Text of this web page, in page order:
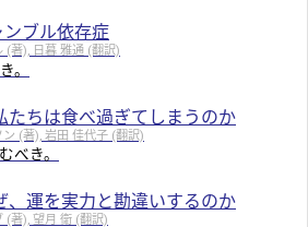
ブル依存症
(著), 日暮 雅通 (翻訳)
。
たちは食べ過ぎてしまうのか
(著), 岩田 佳代子 (翻訳)
べき。
、運を実力と勘違いするのか
(著), 望月 衛 (翻訳)